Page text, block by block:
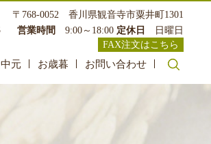
〒768-0052 香川県観音寺市粟井町1301
営業時間 9:00～18:00 定休日
日曜日
FAX注文はこちら
元 お歳暮 お問い合わせ